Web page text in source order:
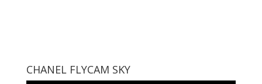
CHANEL FLYCAM SKY